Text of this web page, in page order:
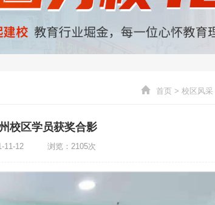
首页 > 校区风采
校区学员获奖合影
11-12 浏览：2105次